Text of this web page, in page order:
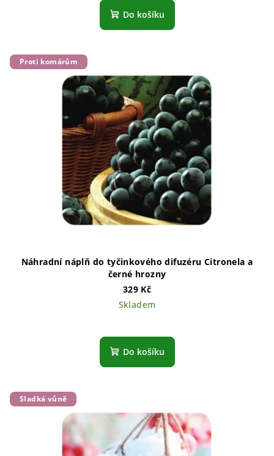
Do košíku
Proti komárům
Náhradní náplň do tyčinkového difuzéru Citronela a
černé hrozny
329 Kč
Skladem
Do košíku
Sladká vůně